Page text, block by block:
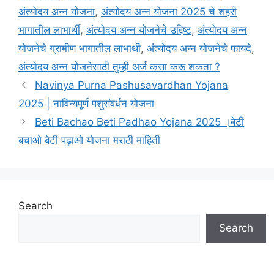
अंत्योदय अन्न योजना, अंत्योदय अन्न योजना 2025 चे शहरी
भागातील लाभार्थी, अंत्योदय अन्न योजनेचे उद्दिष्ट, अंत्योदय अन्न
योजनेचे ग्रामीण भागातील लाभार्थी, अंत्योदय अन्न योजनेचे फायदे,
अंत्योदय अन्न योजनेसाठी तुम्ही अर्ज कसा करू शकता ?
Navinya Purna Pashusavardhan Yojana
2025 | नाविन्यपूर्ण पशुसंवर्धन योजना
Beti Bachao Beti Padhao Yojana 2025 ।बेटी
बचाओ बेटी पढ़ाओ योजना मराठी माहिती
Search
Search